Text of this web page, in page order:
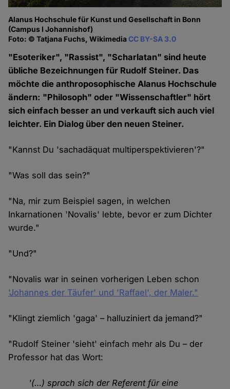
Alanus Hochschule für Kunst und Gesellschaft in Bonn
(Campus I Johannishof)
Foto: © Tatjana Fuchs, WikimediaCC BY-SA 3.0
"Esoteriker", "Rassist", "Scharlatan" sind heute
übliche Bezeichnungen für Rudolf Steiner. Das
möchte die anthroposophische Alanus Hochschule
ändern: "Philosoph" oder "Wissenschaftler" hört
sich einfach besser an und verkauft sich auch viel
leichter. Ein Dialog über den neuen Steiner.
"Kannst Du 'sachadäquat multiperspektivieren'?"
"Was soll das sein?"
"Na, mir zum Beispiel sagen, in welchen
Inkarnationen 'Novalis' lebte, bevor er zum Dichter
wurde."
"Und?"
"Novalis war in seinen vorherigen Leben schon
'Johannes der Täufer' und 'Raffael', der Maler."
"Klingt ziemlich 'gaga' – halluziniert da jemand?"
"Rudolf Steiner 'sieht' einfach mehr als Du – der
Professor hat das Wort:
'(…) sprach sich der Referent für eine